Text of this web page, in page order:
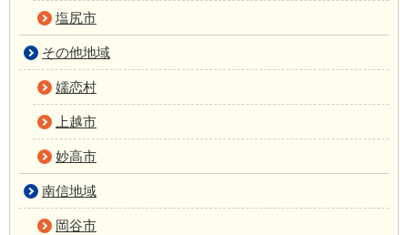
塩尻市
その他地域
嬬恋村
上越市
妙高市
南信地域
岡谷市